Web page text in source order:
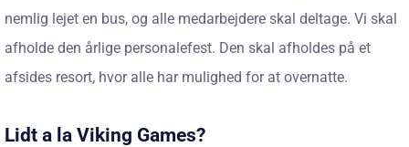
nemlig lejet en bus, og alle medarbejdere skal deltage. Vi skal
afholde den årlige personalefest. Den skal afholdes på et
afsides resort, hvor alle har mulighed for at overnatte.
Lidt a la Viking Games?